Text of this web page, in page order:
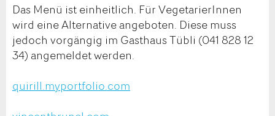
Das Menü ist einheitlich. Für VegetarierInnen
wird eine Alternative angeboten. Diese muss
jedoch vorgängig im Gasthaus Tübli (041 828 12
34) angemeldet werden.
quirill.myportfolio.com